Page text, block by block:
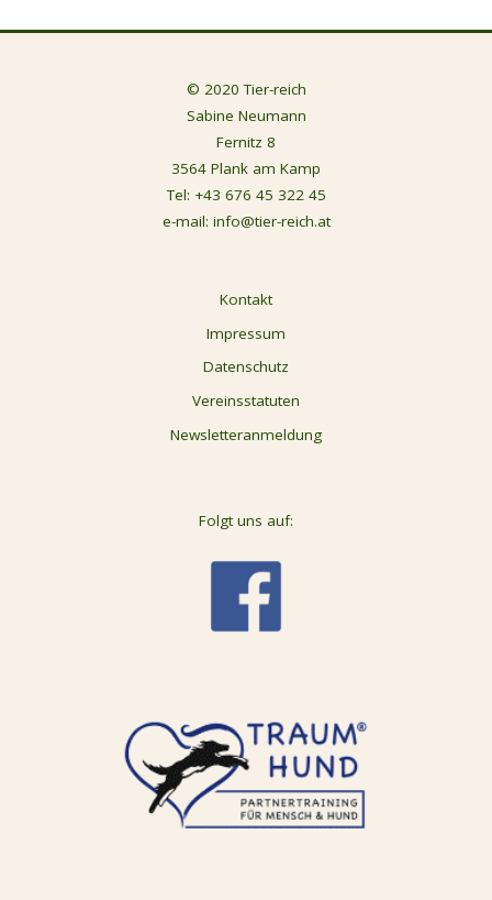
© 2020 Tier-reich
Sabine Neumann
Fernitz 8
3564 Plank am Kamp
Tel: +43 676 45 322 45
e-mail: info@tier-reich.at
Kontakt
Impressum
Datenschutz
Vereinsstatuten
Newsletteranmeldung
Folgt uns auf: